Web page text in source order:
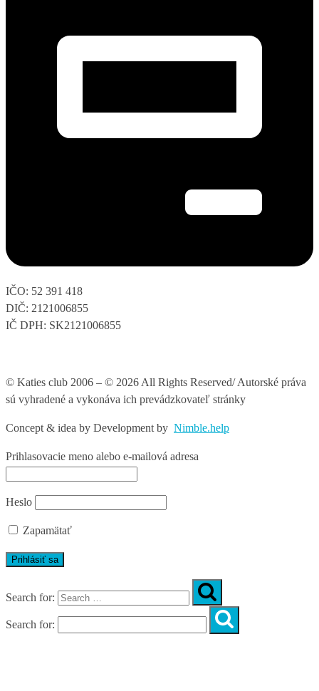
IČO: 52 391 418
DIČ: 2121006855
IČ DPH: SK2121006855
© Katies club 2006 – © 2026 All Rights Reserved/ Autorské práva
sú vyhradené a vykonáva ich prevádzkovateľ stránky
Concept & idea by Development by Nimble.help
Prihlasovacie meno alebo e-mailová adresa
Heslo
Zapamätať
Search for:
Search for: